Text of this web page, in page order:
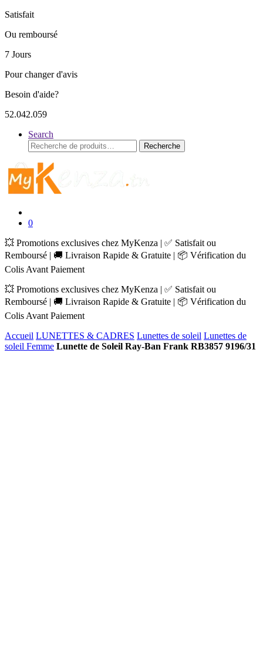
Satisfait
Ou remboursé
7 Jours
Pour changer d'avis
Besoin d'aide?
52.042.059
Search
Recherche
pour :
Recherche
0
💥 Promotions exclusives chez MyKenza | ✅ Satisfait ou
Remboursé | 🚚 Livraison Rapide & Gratuite | 📦 Vérification du
Colis Avant Paiement
💥 Promotions exclusives chez MyKenza | ✅ Satisfait ou
Remboursé | 🚚 Livraison Rapide & Gratuite | 📦 Vérification du
Colis Avant Paiement
Accueil LUNETTES & CADRES Lunettes de soleil Lunettes de
soleil Femme Lunette de Soleil Ray-Ban Frank RB3857 9196/31